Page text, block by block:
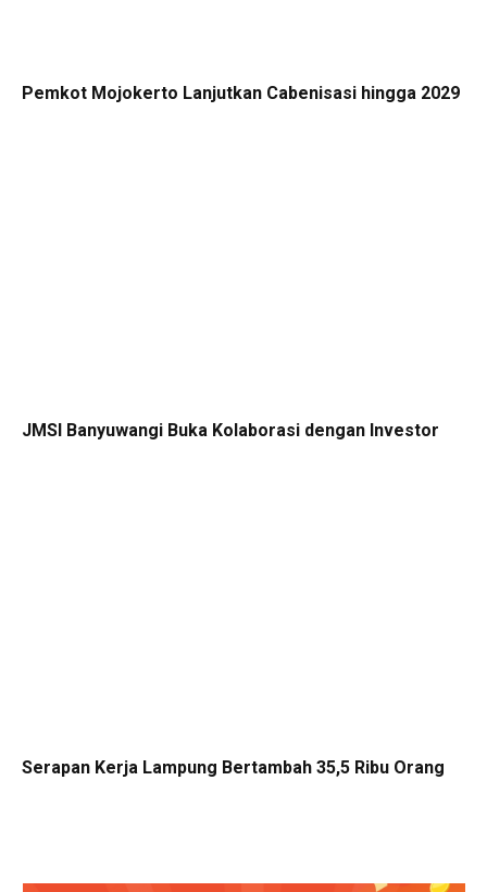
Pemkot Mojokerto Lanjutkan Cabenisasi hingga 2029
JMSI Banyuwangi Buka Kolaborasi dengan Investor
Serapan Kerja Lampung Bertambah 35,5 Ribu Orang